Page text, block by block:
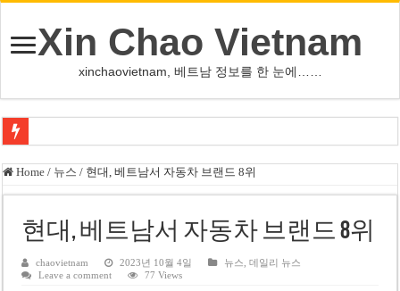
Xin Chao Vietnam
xinchaovietnam, 베트남 정보를 한 눈에……
쩐 타인 먼 베트남 국회의장 “외교 성과, 국가 위상 제고에 크게 기여”
싱가포르 하오마트, 마지막 프리미엄 매장 폐점… 적자·소송 악재 속 사업 축
베트남 은행 분기 순이익 1조 동 시대…비엣콤뱅크 등 5곳 돌파
팜 녓 브엉 빈그룹 회장 딸, 그룹 계열사 경영에 첫 등장
Home / 뉴스 / 현대, 베트남서 자동차 브랜드 8위
현대, 베트남서 자동차 브랜드 8위
chaovietnam 2023년 10월 4일 뉴스 ,데일리 뉴스
Leave a comment
77 Views